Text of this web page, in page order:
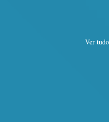
Ver tudo